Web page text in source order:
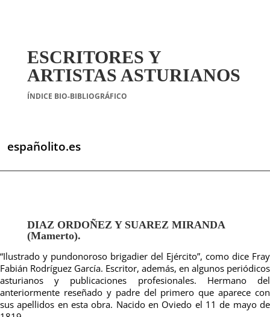
ESCRITORES Y
ARTISTAS ASTURIANOS
ÍNDICE BIO-BIBLIOGRÁFICO
españolito.es
DIAZ ORDOÑEZ Y SUAREZ MIRANDA
(Mamerto).
“Ilustrado y pundonoroso brigadier del Ejército”, como dice Fray
Fabián Rodríguez García. Escritor, además, en algunos periódicos
asturianos y publicaciones profesionales. Hermano del
anteriormente reseñado y padre del primero que aparece con
sus apellidos en esta obra. Nacido en Oviedo el 11 de mayo de